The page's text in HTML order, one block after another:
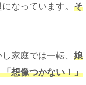
なっています。 そ
家庭では一転、 娘
想像つかない！」